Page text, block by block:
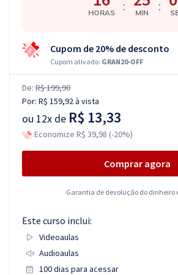
HORAS : MIN :
Cupom de 20% de desconto
Cupom ativado: GRAN20-OFF
De: R$ 199,90
Por: R$ 159,92à vista
ou 12x de R$ 13,33
Economize R$ 39,98 (-20%)
Comprar agora
Garantia de devolução do dinheiro
Este curso inclui:
Videoaulas
Audioaulas
100 dias para acessar